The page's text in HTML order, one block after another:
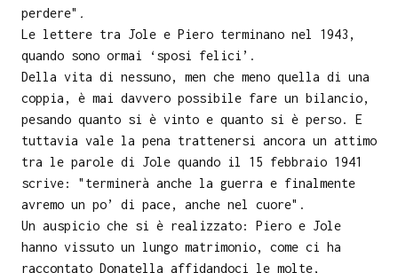
perdere" .
Le lettere tra Jole e Piero terminano nel 1943,
quando sono ormai ‘sposi felici’.
Della vita di nessuno, men che meno quella di una
coppia, è mai davvero possibile fare un bilancio,
pesando quanto si è vinto e quanto si è perso. E
tuttavia vale la pena trattenersi ancora un attimo
tra le parole di Jole quando il 15 febbraio 1941
scrive: "terminerà anche la guerra e finalmente
avremo un po’ di pace, anche nel cuore".
Un auspicio che si è realizzato: Piero e Jole
hanno vissuto un lungo matrimonio, come ci ha
raccontato Donatella affidandoci le molte,